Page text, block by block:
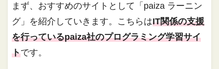
まず、おすすめのサイトとして「paiza ラーニン
グ」を紹介していきます。こちらはIT関係の支援
を行っているpaiza社のプログラミング学習サイ
トです。